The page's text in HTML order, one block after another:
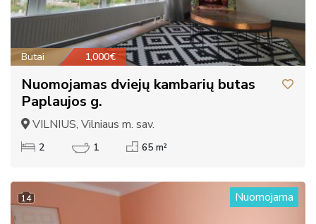
Butai 1,000€
Nuomojamas dviejų kambarių butas
Paplaujos g.
VILNIUS, Vilniaus m. sav.
2 1 65 m²
14 Nuomojama